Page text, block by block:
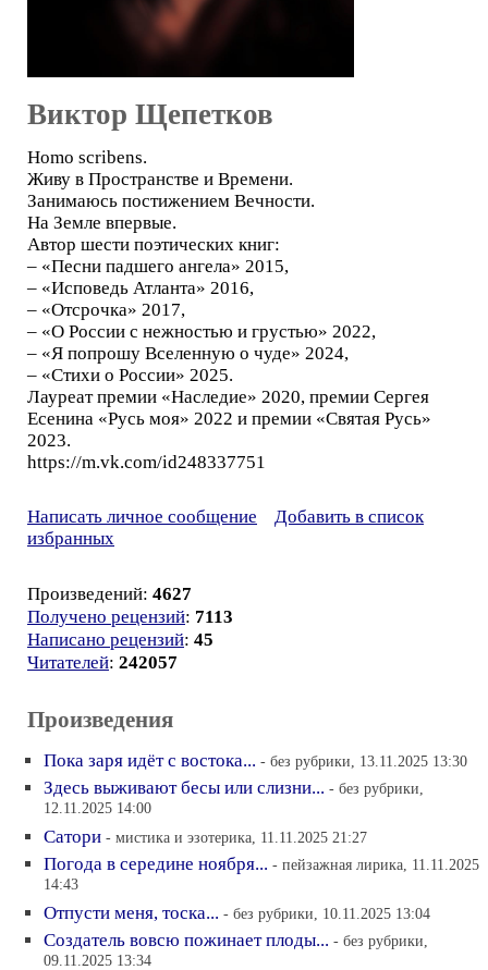
Виктор Щепетков
Homo scribens.
Живу в Пространстве и Времени.
Занимаюсь постижением Вечности.
На Земле впервые.
Автор шести поэтических книг:
– «Песни падшего ангела» 2015,
– «Исповедь Атланта» 2016,
– «Отсрочка» 2017,
– «О России с нежностью и грустью» 2022,
– «Я попрошу Вселенную о чуде» 2024,
– «Стихи о России» 2025.
Лауреат премии «Наследие» 2020, премии Сергея
Есенина «Русь моя» 2022 и премии «Святая Русь»
2023.
https://m.vk.com/id248337751
Написать личное сообщение
Добавить в список
избранных
Произведений: 4627
Получено рецензий: 7113
Написано рецензий: 45
Читателей: 242057
Произведения
Пока заря идёт с востока... - без рубрики, 13.11.2025 13:30
Здесь выживают бесы или слизни... - без рубрики,
12.11.2025 14:00
Сатори - мистика и эзотерика, 11.11.2025 21:27
Погода в середине ноября... - пейзажная лирика, 11.11.2025
14:43
Отпусти меня, тоска... - без рубрики, 10.11.2025 13:04
Создатель вовсю пожинает плоды... - без рубрики,
09.11.2025 13:34